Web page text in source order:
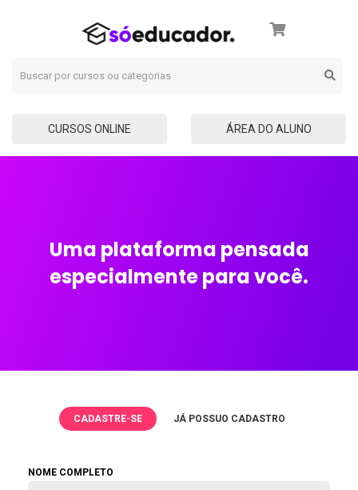
CURSOS ONLINE ÁREA DO ALUNO
Uma plataforma pensada
especialmente para você.
CADASTRE-SE JÁ POSSUO CADASTRO
NOME COMPLETO